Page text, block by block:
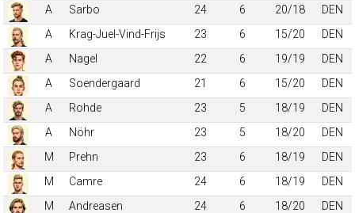
A
Sarbo 24 6 20/18
DEN
A
Krag-Juel-Vind-Frijs 23 6 15/20
DEN
A
Nagel 22 6 19/19
DEN
A
Soendergaard 21 6 15/20
DEN
A
Rohde 23 5 18/19
DEN
A
Nöhr 23 5 18/20
DEN
M
Prehn 23 6 18/19
DEN
M
Camre 24 6 18/19
DEN
M
Andreasen 24 6 18/20
DEN